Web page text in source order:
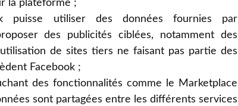
la plateforme ;
puisse utiliser des données fournies par
des publicités ciblées, notamment des
de sites tiers ne faisant pas partie des
Facebook ;
des fonctionnalités comme le Marketplace
sont partagées entre les différents services